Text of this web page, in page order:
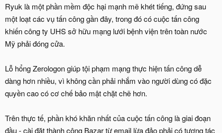
Ryuk là một phần mềm độc hại mạnh mẽ khét tiếng, đứng sau
một loạt các vụ tấn công gần đây, trong đó có cuộc tấn công
khiến công ty UHS sở hữu mạng lưới bệnh viện trên toàn nước
Mỹ phải đóng cửa.
Lỗ hổng Zerologon giúp tội phạm mạng thực hiện tấn công dễ
dàng hơn nhiều, vì không cần phải nhắm vào người dùng có đặc
quyền cao có cơ chế bảo mật chặt chẽ hơn.
Trên thực tế, phần khó khăn nhất của cuộc tấn công là giai đoạn
đầu - cài đặt thành công Bazar từ email lừa đảo phải có tương tác